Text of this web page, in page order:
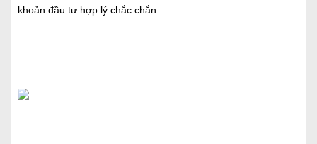
khoản đầu tư hợp lý chắc chắn.